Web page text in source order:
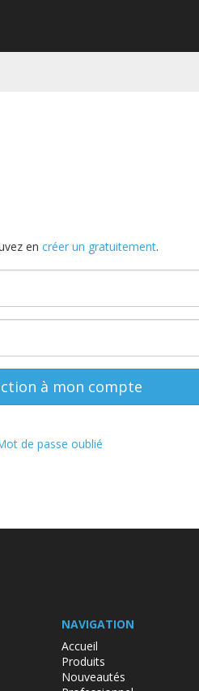
en créer un gratuitement.
à mon compte
de passe oublié
NAVIGATION
Accueil
Produits
Nouveautés